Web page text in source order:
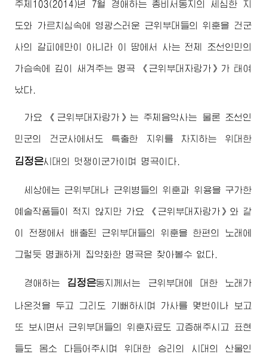
주체103(2014)년 7월 경애하는 총비서동지의 세심한 지
도와 가르치심속에 영광스러운 근위부대들의 위훈을 건군
사의 갈피에만이 아니라 이 땅에서 사는 전체 조선인민의
가슴속에 깊이 새겨주는 명곡 《근위부대자랑가》가 태여
났다.
가요 《근위부대자랑가》는 주체음악사는 물론 조선인
민군의 건군사에서도 특출한 지위를 차지하는 위대한
김정은시대의 멋쟁이군가이며 명곡이다.
세상에는 근위부대나 근위병들의 위훈과 위용을 구가한
예술작품들이 적지 않지만 가요 《근위부대자랑가》와 같
이 전쟁에서 배출된 근위부대들의 위훈을 한편의 노래에
그렇듯 명쾌하게 집약화한 명곡은 찾아볼수 없다.
경애하는 김정은동지께서는 근위부대에 대한 노래가
나온것을 두고 그리도 기뻐하시며 가사를 몇번이나 보고
또 보시면서 근위부대들의 위훈자료도 고증해주시고 표현
들도 몸소 다듬어주시며 위대한 승리의 시대의 산물인